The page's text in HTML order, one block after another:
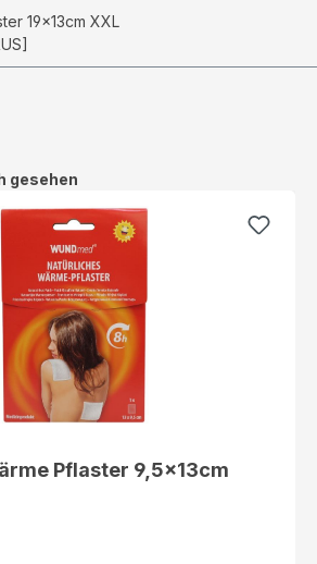
19x13cm XXL
gesehen
Pflaster 9,5x13cm